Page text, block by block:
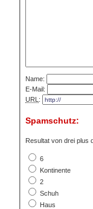
Name:
E-Mail:
URL :
Spamschutz:
Resultat von drei plus
6
Kontinente
2
Schuh
Haus